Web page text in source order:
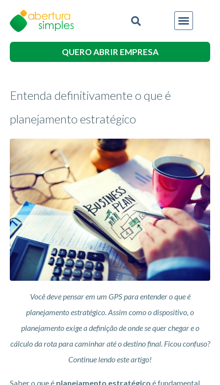
QUERO ABRIR EMPRESA
Entenda definitivamente o que é
planejamento estratégico
Você deve pensar em um GPS para entender o que é
planejamento estratégico. Assim como o dispositivo, o
planejamento exige a definição de onde se quer chegar e o
cálculo da rota para caminhar até o destino final. Ficou confuso?
Continue lendo este artigo!
Saber o que é planejamento estratégico é fundamental